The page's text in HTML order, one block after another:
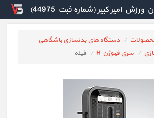
ورزش امیر کبیر (شماره ثبت 44975)
دستگاه های بدنسازی باشگاهی
سری فیوژن H فیله